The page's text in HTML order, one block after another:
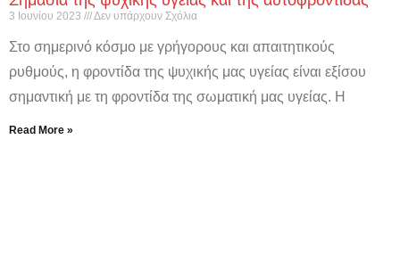
3 Ιουνίου 2023 Δεν υπάρχουν Σχόλια
Στο σημερινό κόσμο με γρήγορους και απαιτητικούς
ρυθμούς, η φροντίδα της ψυχικής μας υγείας είναι εξίσου
σημαντική με τη φροντίδα της σωματική μας υγείας. Η
Read More »